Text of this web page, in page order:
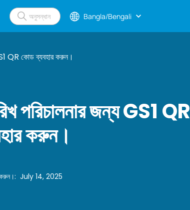
Bangla/Bengali
QR কোড ব্যবহার করুন।
পরিচালনার জন্য GS1 QR
করুন।
: July 14, 2025